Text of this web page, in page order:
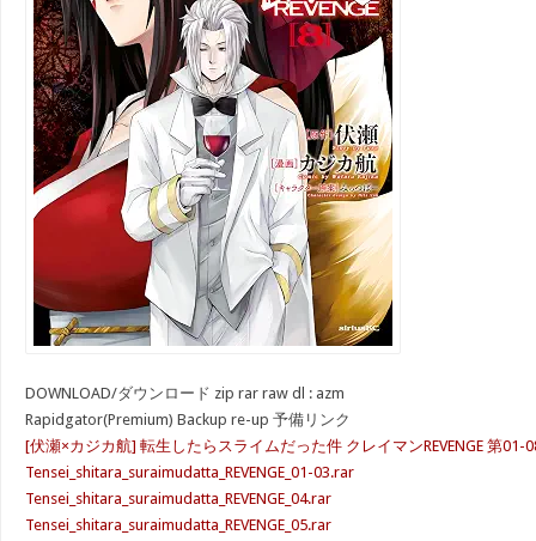
DOWNLOAD/ダウンロード zip rar raw dl : azm
Rapidgator(Premium) Backup re-up 予備リンク
[伏瀬×カジカ航] 転生したらスライムだった件 クレイマンREVENGE 第01-
Tensei_shitara_suraimudatta_REVENGE_01-03.rar
Tensei_shitara_suraimudatta_REVENGE_04.rar
Tensei_shitara_suraimudatta_REVENGE_05.rar